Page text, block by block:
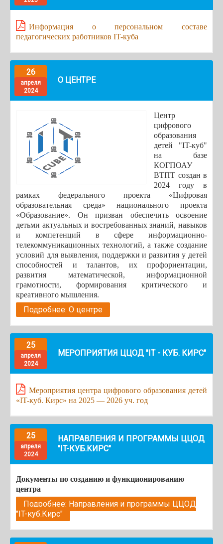
Информация о персональном составе
педагогических работников IT-куба
26
апреля
2024
О ЦЕНТРЕ
Центр
цифрового
образования
детей "IT-куб"
на базе
КОГПОАУ
ВТПТ создан в
2024 году в
рамках федерального проекта «Цифровая
образовательная среда» национального проекта
«Образование». Он призван обеспечить освоение
детьми актуальных и востребованных знаний, навыков
и компетенций в сфере информационно-
телекоммуникационных технологий, а также создание
условий для выявления, поддержки и развития у детей
способностей и талантов, их профориентации,
развития математической, информационной
грамотности, формирования критического и
креативного мышления.
Подробнее: О центре
25
апреля
2024
МЕРОПРИЯТИЯ ЦЦОД "IT - КУБ. КИРС"
Мероприятия центра цифрового образования детей
«IT-куб. Кирс» на 2025 — 2026 уч. год
25
апреля
2024
НАПРАВЛЕНИЯ И ПРОГРАММЫ ЦЦОД
"IT-КУБ.КИРС"
Документы по созданию и функционированию
центра
Подробнее: Направления и программы ЦЦОД
"IT-куб.Кирс"